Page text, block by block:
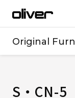
Original
S・CN-5